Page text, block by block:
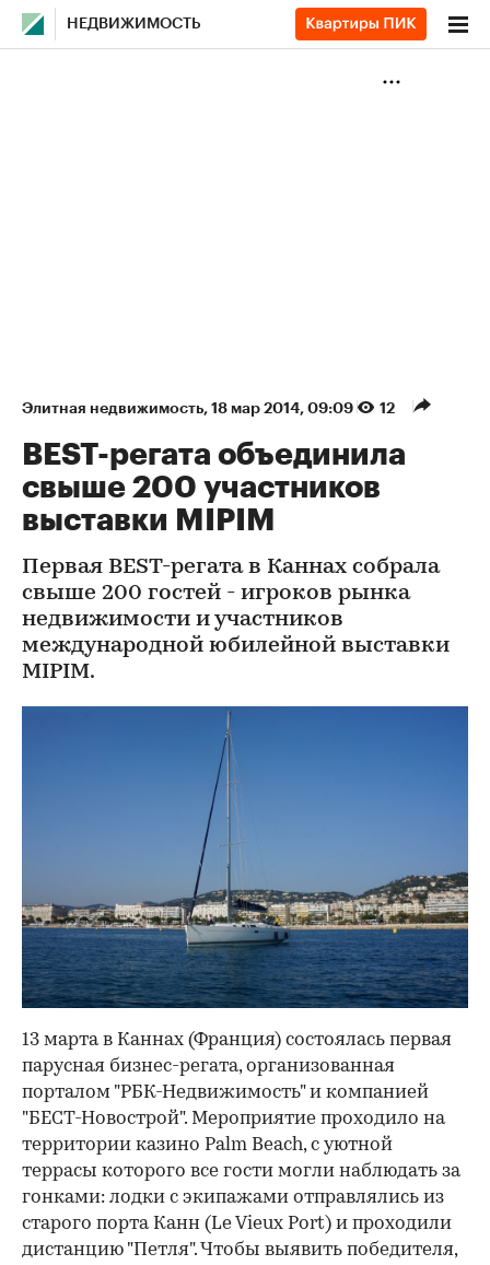
НЕДВИЖИМОСТЬ
Элитная недвижимость⁠, 18 мар 2014, 09:09 12
BEST-регата объединила
свыше 200 участников
выставки MIPIM
Первая BEST-регата в Каннах собрала
свыше 200 гостей - игроков рынка
недвижимости и участников
международной юбилейной выставки
MIPIM.
13 марта в Каннах (Франция) состоялась первая
парусная бизнес-регата, организованная
порталом "РБК-Недвижимость" и компанией
"БЕСТ-Новострой". Мероприятие проходило на
территории казино Palm Beach, с уютной
террасы которого все гости могли наблюдать за
гонками: лодки с экипажами отправлялись из
старого порта Канн (Le Vieux Port) и проходили
дистанцию "Петля". Чтобы выявить победителя,